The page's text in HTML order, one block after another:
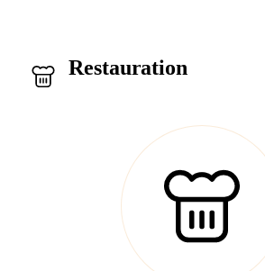
Restauration